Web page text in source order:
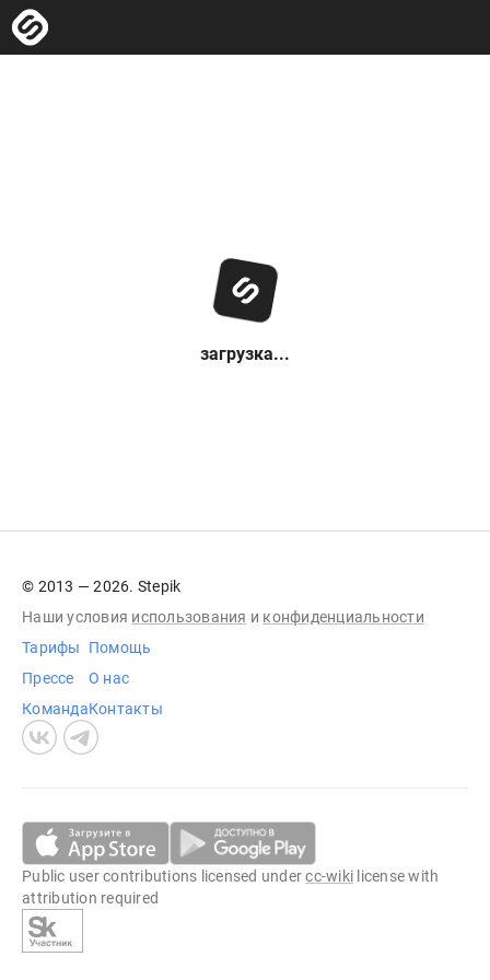
загрузка...
© 2013 — 2026. Stepik
Наши условия использования и конфиденциальности
Тарифы
Прессе
Команда
Помощь
О нас
Контакты
Public user contributions licensed undercc-wiki license with
attribution required